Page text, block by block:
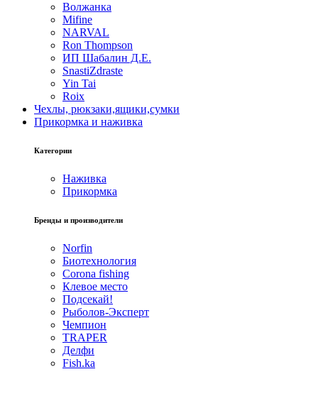
Волжанка
Mifine
NARVAL
Ron Thompson
ИП Шабалин Д.Е.
SnastiZdraste
Yin Tai
Roix
Чехлы, рюкзаки,ящики,сумки
Прикормка и наживка
Категории
Наживка
Прикормка
Бренды и производители
Norfin
Биотехнология
Corona fishing
Клевое место
Подсекай!
Рыболов-Эксперт
Чемпион
TRAPER
Делфи
Fish.ka